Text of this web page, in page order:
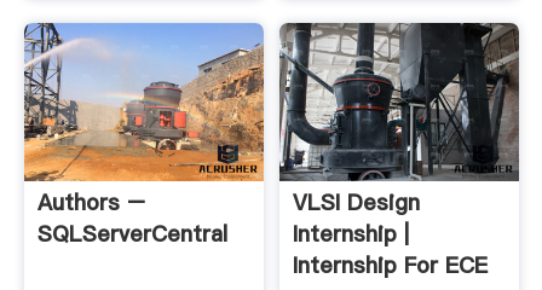
Authors –
SQLServerCentral
VLSI Design
Internship |
Internship For ECE